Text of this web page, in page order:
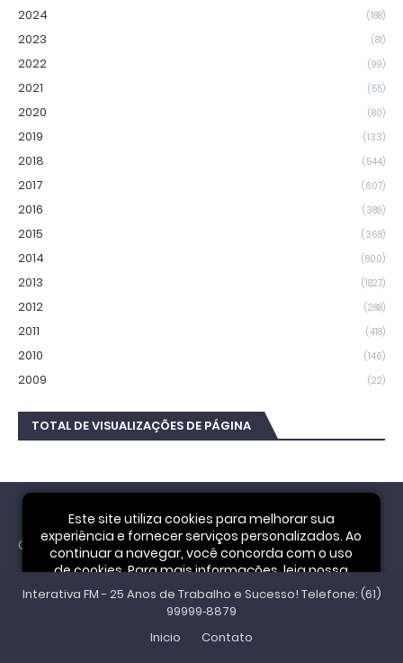
2024 (188)
2023 (81)
2022 (99)
2021 (55)
2020 (80)
2019 (133)
2018 (544)
2017 (607)
2016 (389)
2015 (368)
2014 (800)
2013 (1827)
2012 (288)
2011 (418)
2010 (146)
2009 (22)
TOTAL DE VISUALIZAÇÕES DE PÁGINA
Cookie Notice
Este site utiliza cookies para melhorar sua
experiência e fornecer serviços personalizados. Ao
continuar a navegar, você concorda com o uso
de cookies. Para mais informações, leia nossa
Política de Privacidade.
Interativa FM - 25 Anos de Trabalho e Sucesso! Telefone: (61)
99999‑8879
Inicio
Contato